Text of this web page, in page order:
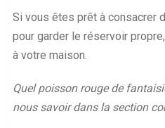
Si vous êtes prêt à consacrer
pour garder le réservoir
à votre maison.
Quel poisson rouge de
nous savoir dans la section